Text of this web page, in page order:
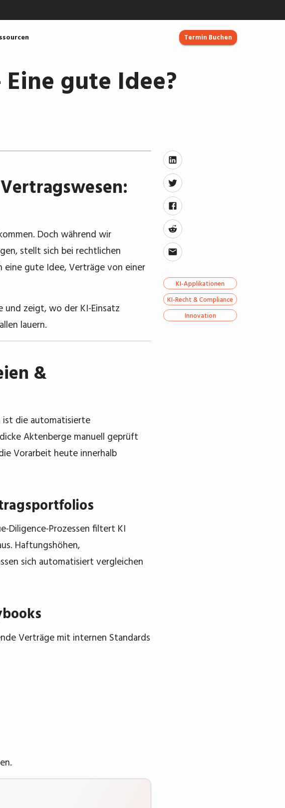
Termin Buchen
gute Idee?
Doch während wir
stellt sich bei rechtlichen
eine gute Idee, Verträge von einer
und zeigt, wo der KI-Einsatz
lauern.
&
ist die automatisierte
Aktenberge manuell geprüft
Vorarbeit heute innerhalb
Diligence-Prozessen filtert KI
Haftungshöhen,
sich automatisiert vergleichen
Verträge mit internen Standards
KI-Applikationen
KI-Recht & Compliance
Innovation